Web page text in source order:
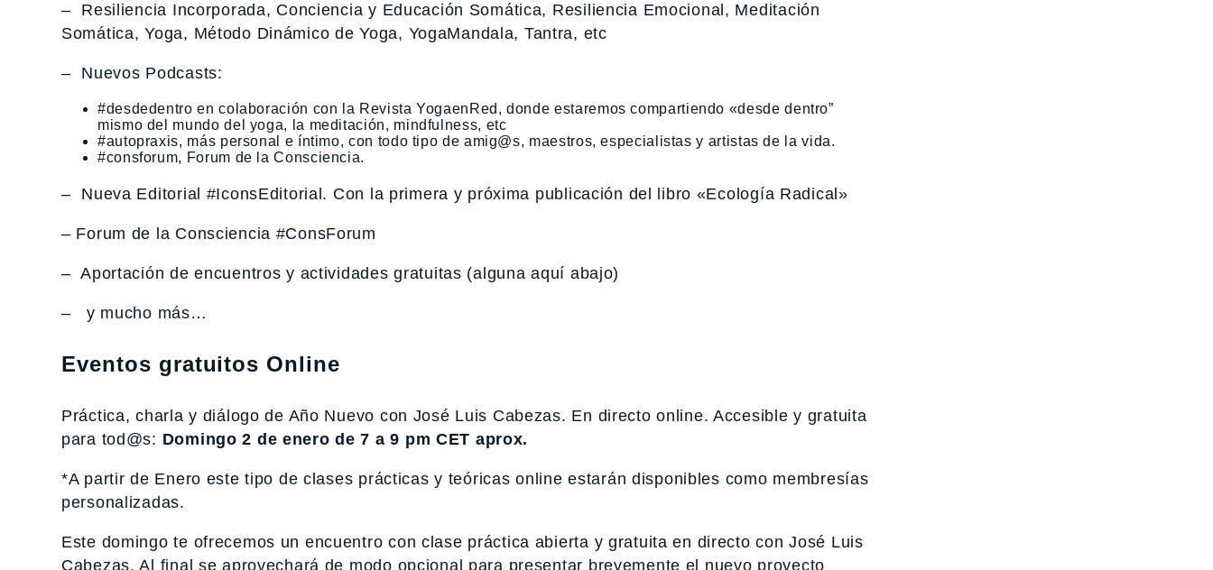
– Resiliencia Incorporada, Conciencia y Educación Somática, Resiliencia Emocional, Meditación
Somática, Yoga, Método Dinámico de Yoga, YogaMandala, Tantra, etc
– Nuevos Podcasts:
#desdedentro en colaboración con la Revista YogaenRed, donde estaremos compartiendo «desde dentro”
mismo del mundo del yoga, la meditación, mindfulness, etc
#autopraxis, más personal e íntimo, con todo tipo de amig@s, maestros, especialistas y artistas de la vida.
#consforum, Forum de la Consciencia.
– Nueva Editorial #IconsEditorial. Con la primera y próxima publicación del libro «Ecología Radical»
– Forum de la Consciencia #ConsForum
– Aportación de encuentros y actividades gratuitas (alguna aquí abajo)
– y mucho más…
Eventos gratuitos Online
Práctica, charla y diálogo de Año Nuevo con José Luis Cabezas. En directo online. Accesible y gratuita
para tod@s: Domingo 2 de enero de 7 a 9 pm CET aprox.
*A partir de Enero este tipo de clases prácticas y teóricas online estarán disponibles como membresías
personalizadas.
Este domingo te ofrecemos un encuentro con clase práctica abierta y gratuita en directo con José Luis
Cabezas. Al final se aprovechará de modo opcional para presentar brevemente el nuevo proyecto